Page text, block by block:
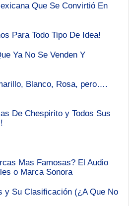
Que Se Convirtió En
Para Todo Tipo De Idea!
Ya No Se Venden Y
Blanco, Rosa, pero….
De Chespirito y Todos Sus
Mas Famosas? El Audio
o Marca Sonora
y Su Clasificación (¿A Que No